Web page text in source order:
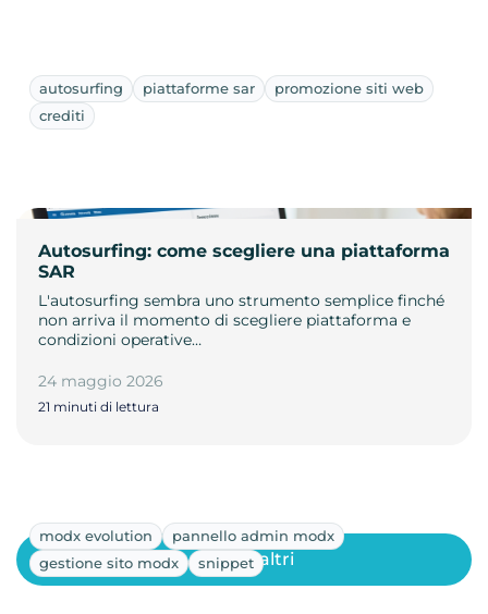
autosurfing piattaforme sar
promozione siti web
crediti
Autosurfing: come scegliere una piattaforma
SAR
L'autosurfing sembra uno strumento semplice finché
non arriva il momento di scegliere piattaforma e
condizioni operative…
24 maggio 2026
21 minuti di lettura
modx evolution
pannello admin modx
gestione sito modx
snippet
Mostra altri